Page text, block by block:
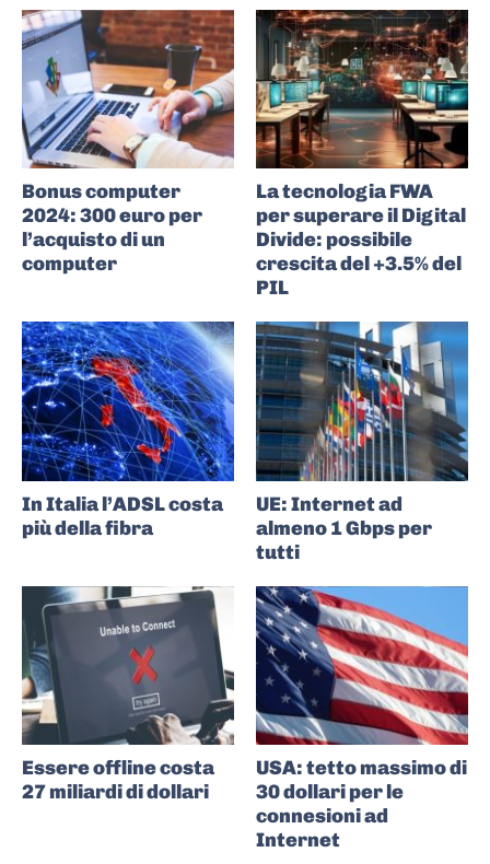
Bonus computer
2024: 300 euro per
l’acquisto di un
computer
La tecnologia FWA
per superare il Digital
Divide: possibile
crescita del +3.5% del
PIL
In Italia l’ADSL costa
più della fibra
UE: Internet ad
almeno 1 Gbps per
tutti
Essere offline costa
27 miliardi di dollari
USA: tetto massimo di
30 dollari per le
connesioni ad
Internet